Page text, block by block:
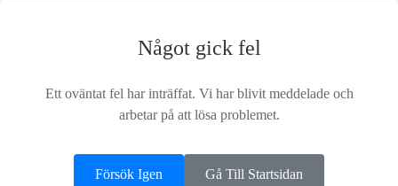
Något gick fel
Ett oväntat fel har inträffat. Vi har blivit meddelade och
arbetar på att lösa problemet.
Försök Igen Gå Till Startsidan